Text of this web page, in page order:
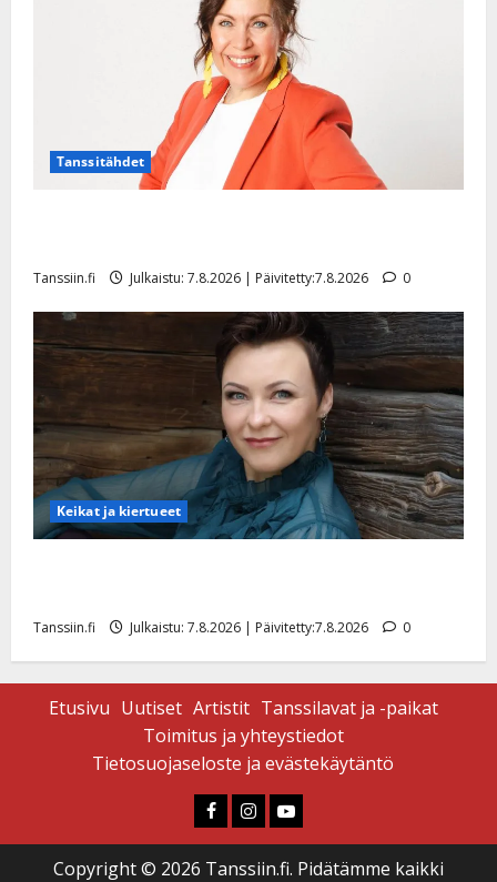
Tanssitähdet
Tanssiin.fi Julkaistu: 7.8.2026 | Päivitetty:7.8.2026 0
Keikat ja kiertueet
Tanssiin.fi Julkaistu: 7.8.2026 | Päivitetty:7.8.2026 0
Etusivu Uutiset Artistit Tanssilavat ja -paikat
Toimitus ja yhteystiedot
Tietosuojaseloste ja evästekäytäntö
Faceboook
Instagram
Youtube
Copyright © 2026 Tanssiin.fi. Pidätämme kaikki